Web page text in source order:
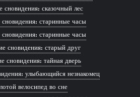
сновидения: сказочный лес
сновидения: старинные часы
сновидения: старинные часы
сновидения: старый друг
сновидения: тайная дверь
улыбающийся незнакомец
велосипед во сне